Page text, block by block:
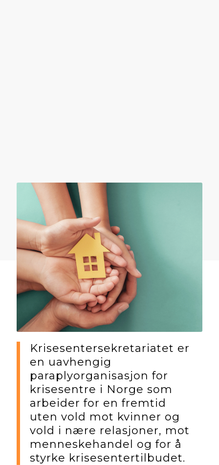
Krisesentersekretariatet er
en uavhengig
paraplyorganisasjon for
krisesentre i Norge som
arbeider for en fremtid
uten vold mot kvinner og
vold i nære relasjoner, mot
menneskehandel og for å
styrke krisesentertilbudet.